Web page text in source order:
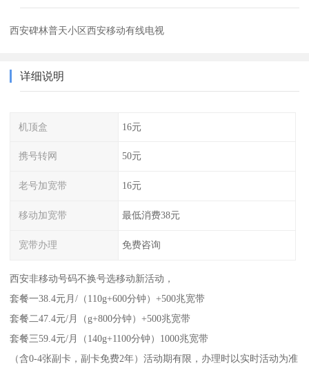
西安碑林普天小区西安移动有线电视
详细说明
机顶盒 16元
携号转网 50元
老号加宽带 16元
移动加宽带 最低消费38元
宽带办理 免费咨询
西安非移动号码不换号选移动新活动，
套餐一38.4元月/（110g+600分钟）+500兆宽带
套餐二47.4元/月（g+800分钟）+500兆宽带
套餐三59.4元/月（140g+1100分钟）1000兆宽带
（含0-4张副卡，副卡免费2年）活动期有限，办理时以实时活动为准